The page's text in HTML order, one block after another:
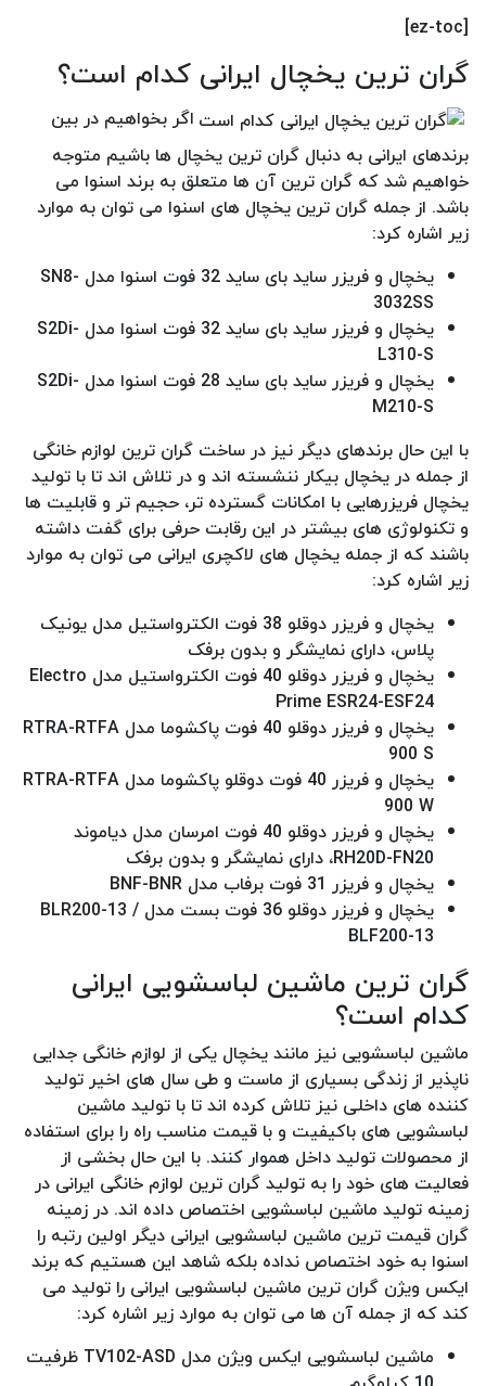
[ez-toc]
گران ترین یخچال ایرانی کدام است؟
اگر بخواهیم در بین
برندهای ایرانی به دنبال گران ترین یخچال ها باشیم متوجه
خواهیم شد که گران ترین آن ها متعلق به برند اسنوا می
باشد. از جمله گران ترین یخچال های اسنوا می توان به موارد
زیر اشاره کرد:
یخچال و فریزر ساید بای ساید 32 فوت اسنوا مدل SN8-
3032SS
یخچال و فریزر ساید بای ساید 32 فوت اسنوا مدل S2Di-
L310-S
یخچال و فریزر ساید بای ساید 28 فوت اسنوا مدل S2Di-
M210-S
با این حال برندهای دیگر نیز در ساخت گران ترین لوازم خانگی
از جمله در یخچال بیکار ننشسته اند و در تلاش اند تا با تولید
یخچال فریزرهایی با امکانات گسترده تر، حجیم تر و قابلیت ها
و تکنولوژی های بیشتر در این رقابت حرفی برای گفت داشته
باشند که از جمله یخچال های لاکچری ایرانی می توان به موارد
زیر اشاره کرد:
یخچال و فریزر دوقلو 38 فوت الکترواستیل مدل یونیک
پلاس، دارای نمایشگر و بدون برفک
یخچال و فریزر دوقلو 40 فوت الکترواستیل مدل Electro
Prime ESR24-ESF24
یخچال و فریزر دوقلو 40 فوت پاکشوما مدل RTRA-RTFA
900 S
یخچال و فریزر 40 فوت دوقلو پاکشوما مدل RTRA-RTFA
900 W
یخچال و فریزر دوقلو 40 فوت امرسان مدل دیاموند
RH20D-FN20، دارای نمایشگر و بدون برفک
یخچال و فریزر 31 فوت برفاب مدل BNF-BNR
یخچال و فریزر دوقلو 36 فوت بست مدل BLR200-13 /
BLF200-13
گران ترین ماشین لباسشویی ایرانی
کدام است؟
ماشین لباسشویی نیز مانند یخچال یکی از لوازم خانگی جدایی
ناپذیر از زندگی بسیاری از ماست و طی سال های اخیر تولید
کننده های داخلی نیز تلاش کرده اند تا با تولید ماشین
لباسشویی های باکیفیت و با قیمت مناسب راه را برای استفاده
از محصولات تولید داخل هموار کنند. با این حال بخشی از
فعالیت های خود را به تولید گران ترین لوازم خانگی ایرانی در
زمینه تولید ماشین لباسشویی اختصاص داده اند. در زمینه
گران قیمت ترین ماشین لباسشویی ایرانی دیگر اولین رتبه را
اسنوا به خود اختصاص نداده بلکه شاهد این هستیم که برند
ایکس ویژن گران ترین ماشین لباسشویی ایرانی را تولید می
کند که از جمله آن ها می توان به موارد زیر اشاره کرد:
ماشین لباسشویی ایکس ویژن مدل TV102-ASD ظرفیت